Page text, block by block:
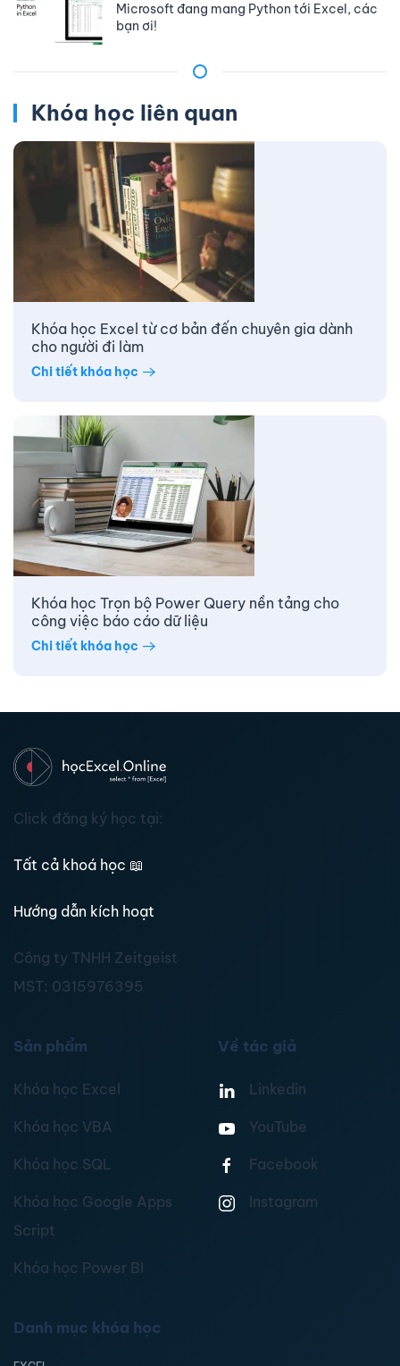
Microsoft đang mang Python tới Excel, các
bạn ơi!
Khóa học liên quan
Khóa học Excel từ cơ bản đến chuyên gia dành
cho người đi làm
Chi tiết khóa học
Khóa học Trọn bộ Power Query nền tảng cho
công việc báo cáo dữ liệu
Chi tiết khóa học
Click đăng ký học tại:
Tất cả khoá học 📖
Hướng dẫn kích hoạt
Công ty TNHH Zeitgeist
MST: 0315976395
Sản phẩm
Khóa học Excel
Khóa học VBA
Khóa học SQL
Khóa học Google Apps
Script
Khóa học Power BI
Về tác giả
Linkedin
YouTube
Facebook
Instagram
Danh mục khóa học